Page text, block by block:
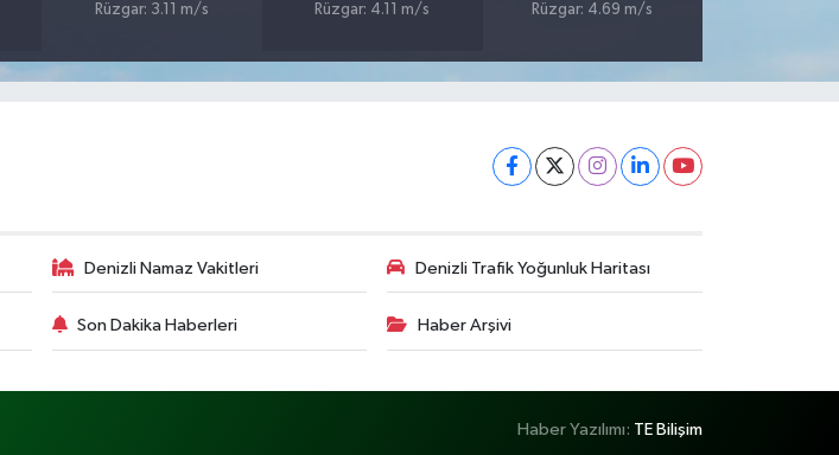
Rüzgar: 3.11 m/s
Rüzgar: 4.11 m/s
Rüzgar: 4.69 m/s
Denizli Namaz Vakitleri Denizli Trafik Yoğunluk Haritası
Son Dakika Haberleri Haber Arşivi
Haber Yazılımı: TE Bilişim